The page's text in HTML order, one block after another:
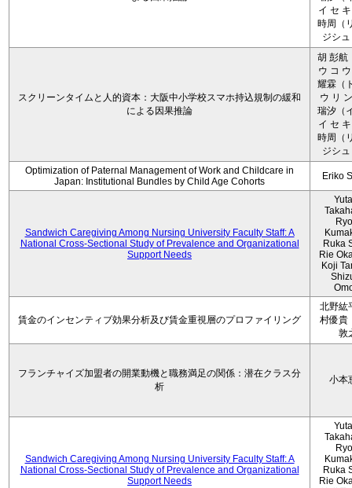
イ セ
時周（
ジシ
スクリーンタイムと人的資本：大阪中小学校スマホ持込規制の緩和
による因果推論
胡 彭航
ウ コ
耀霖（
ウ リ
瑞汐（
イ セ
時周（
ジシ
Optimization of Paternal Management of Work and Childcare in
Japan: Institutional Bundles by Child Age Cohorts
Eriko
Sandwich Caregiving Among Nursing University Faculty Staff: A
National Cross-Sectional Study of Prevalence and Organizational
Support Needs
Ruka
Rie
Koji
賃金のインセンティブ効果分析及び賃金重視層のプロファイリング
北野紘
村優貴
敦
フランチャイズ加盟者の開業動機と職務満足の関係：潜在クラス分
析
小本
Sandwich Caregiving Among Nursing University Faculty Staff: A
National Cross-Sectional Study of Prevalence and Organizational
Support Needs
Ruka
Rie